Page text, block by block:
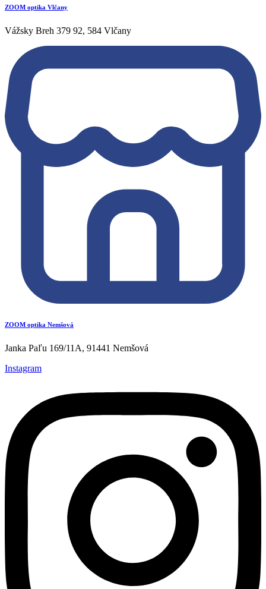
ZOOM optika Vlčany
Vážsky Breh 379 92, 584 Vlčany
ZOOM optika Nemšová
Janka Paľu 169/11A, 91441 Nemšová
Instagram